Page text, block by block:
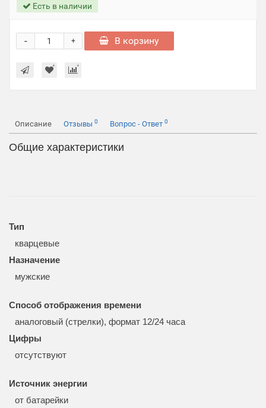
Есть в наличии
+
- В корзину
Описание Отзывы 0 Вопрос - Ответ 0
Общие характеристики
Тип
кварцевые
Назначение
мужские
Способ отображения времени
аналоговый (стрелки), формат 12/24 часа
Цифры
отсутствуют
Источник энергии
от батарейки